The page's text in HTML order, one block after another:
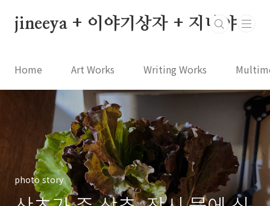
jineeya + 이야기상자 + 지니야
Home Art Works Writing Works
photo story